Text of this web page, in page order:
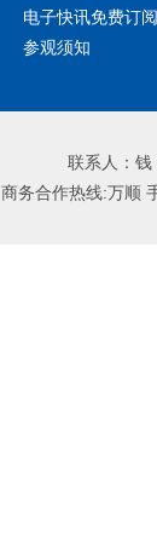
电子快讯免费订阅
参观须知
联系人：
商务合作热线:万顺